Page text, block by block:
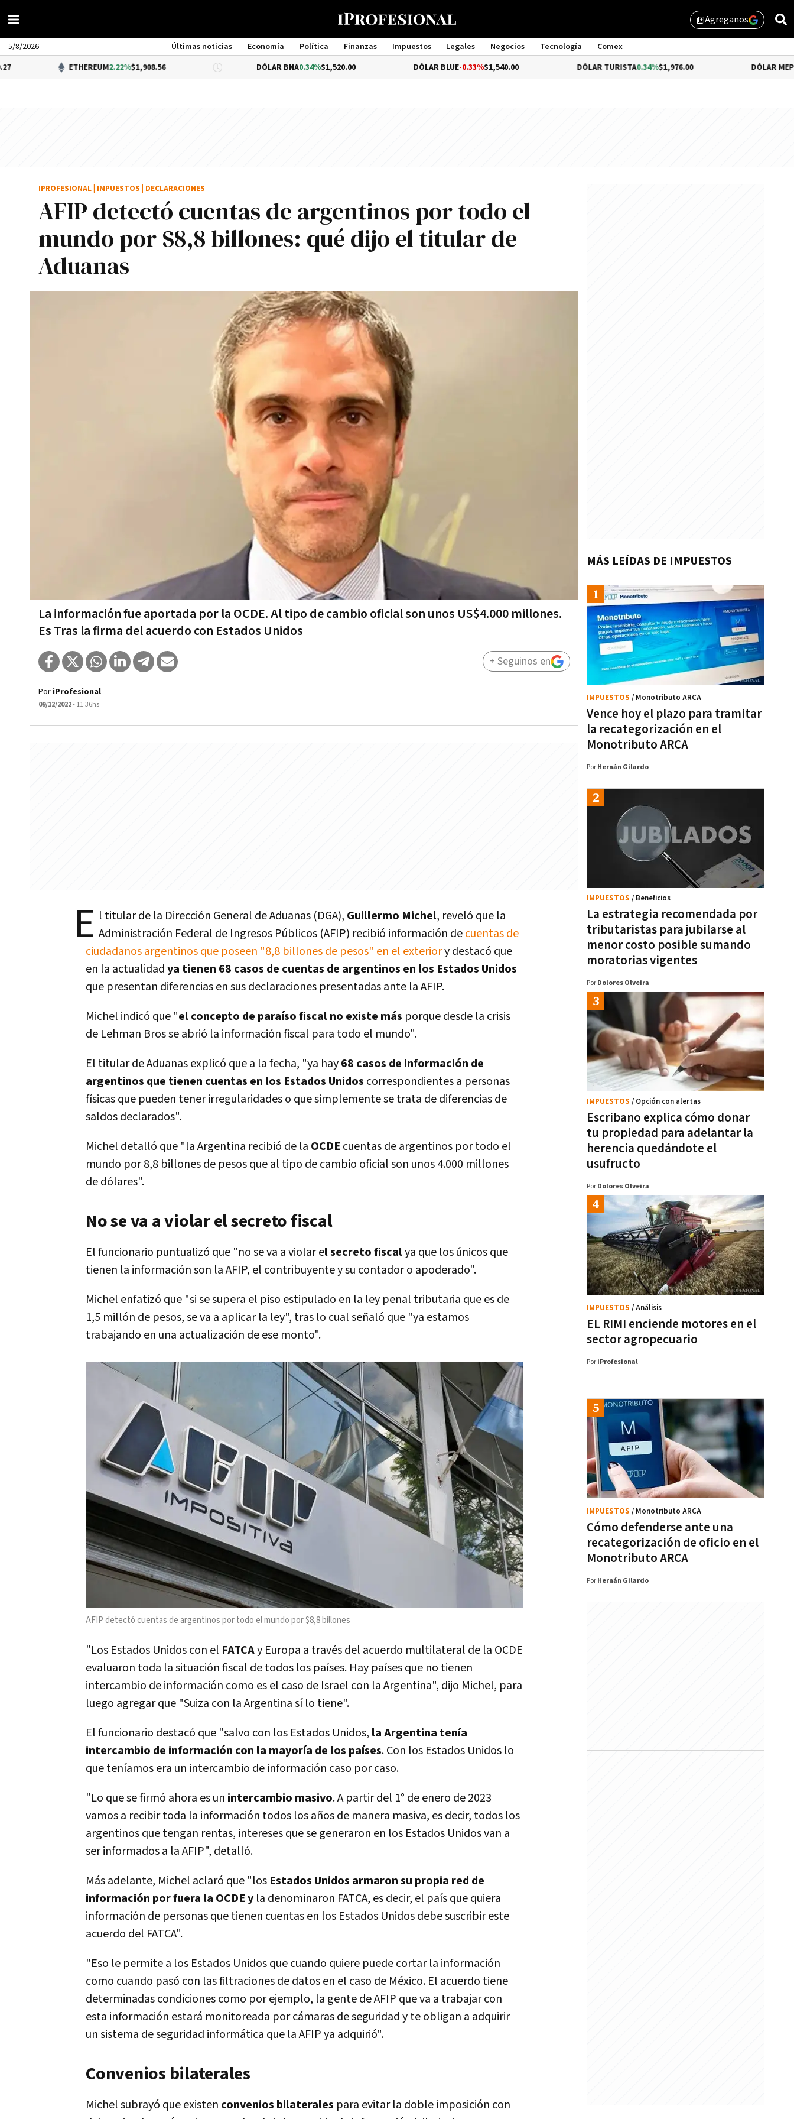
library_addAgreganos
5/8/2026 Últimas noticias Economía Política Finanzas Impuestos Legales Negocios Tecnología
Comex
Management
2.22%$1,908.56 DÓLAR BNA 0.34%$1,520.00 -0.33%$1,540.00 DÓLAR TURISTA0.34%$1,976.00 -0.54%
AFIP detectó cuentas de argentinos por todo el
mundo por $8,8 billones: qué dijo el titular de
Aduanas
La información fue aportada por la OCDE. Al tipo de cambio oficial son unos US$4.000 millones.
Es Tras la firma del acuerdo con Estados Unidos
IPROFESIONAL IMPUESTOS DECLARACIONES
Por iProfesional
09/12/2022- 11:36hs
+ Seguinos en
E l titular de la Dirección General de Aduanas (DGA), Guillermo Michel, reveló que la
Administración Federal de Ingresos Públicos (AFIP) recibió información decuentas de
ciudadanos argentinos que poseen "8,8 billones de pesos" en el exteriory destacó que
en la actualidadya tienen 68 casos de cuentas de argentinos en los Estados Unidos
que presentan diferencias en sus declaraciones presentadas ante la AFIP.
Michel indicó que "el concepto de paraíso fiscal no existe más porque desde la crisis
de Lehman Bros se abrió la información fiscal para todo el mundo".
El titular de Aduanas explicó que a la fecha, "ya hay68 casos de información de
argentinos que tienen cuentas en los Estados Unidos correspondientes a personas
físicas que pueden tener irregularidades o que simplemente se trata de diferencias de
saldos declarados".
Michel detalló que "la Argentina recibió de la OCDE cuentas de argentinos por todo el
mundo por 8,8 billones de pesos que al tipo de cambio oficial son unos 4.000 millones
de dólares".
No se va a violar el secreto fiscal
El funcionario puntualizó que "no se va a violar el secreto fiscalya que los únicos que
tienen la información son la AFIP, el contribuyente y su contador o apoderado".
Michel enfatizó que "si se supera el piso estipulado en la ley penal tributaria que es de
1,5 millón de pesos, se va a aplicar la ley", tras lo cual señaló que "ya estamos
trabajando en una actualización de ese monto".
AFIP detectó cuentas de argentinos por todo el mundo por $8,8 billones
"Los Estados Unidos con el FATCAy Europa a través del acuerdo multilateral de la OCDE
evaluaron toda la situación fiscal de todos los países. Hay países que no tienen
intercambio de información como es el caso de Israel con la Argentina", dijo Michel, para
luego agregar que "Suiza con la Argentina sí lo tiene".
El funcionario destacó que "salvo con los Estados Unidos, la Argentina tenía
intercambio de información con la mayoría de los países. Con los Estados Unidos lo
que teníamos era un intercambio de información caso por caso.
"Lo que se firmó ahora es un intercambio masivo. A partir del 1° de enero de 2023
vamos a recibir toda la información todos los años de manera masiva, es decir, todos los
argentinos que tengan rentas, intereses que se generaron en los Estados Unidos van a
ser informados a la AFIP", detalló.
Más adelante, Michel aclaró que "los Estados Unidos armaron su propia red de
información por fuera la OCDE y la denominaron FATCA, es decir, el país que quiera
información de personas que tienen cuentas en los Estados Unidos debe suscribir este
acuerdo del FATCA".
"Eso le permite a los Estados Unidos que cuando quiere puede cortar la información
como cuando pasó con las filtraciones de datos en el caso de México. El acuerdo tiene
determinadas condiciones como por ejemplo, la gente de AFIP que va a trabajar con
esta información estará monitoreada por cámaras de seguridad y te obligan a adquirir
un sistema de seguridad informática que la AFIP ya adquirió".
Convenios bilaterales
Michel subrayó que existen convenios bilaterales para evitar la doble imposición con
MÁS LEÍDAS DE IMPUESTOS
Vence hoy el plazo para tramitar
la recategorización en el
Monotributo ARCA
IMPUESTOS / Monotributo ARCA
Por Hernán Gilardo
La estrategia recomendada por
tributaristas para jubilarse al
menor costo posible sumando
moratorias vigentes
IMPUESTOS / Beneficios
Por Dolores Olveira
Escribano explica cómo donar
tu propiedad para adelantar la
herencia quedándote el
usufructo
IMPUESTOS / Opción con alertas
Por Dolores Olveira
EL RIMI enciende motores en el
sector agropecuario
IMPUESTOS / Análisis
Por iProfesional
Cómo defenderse ante una
recategorización de oficio en el
Monotributo ARCA
IMPUESTOS / Monotributo ARCA
Por Hernán Gilardo